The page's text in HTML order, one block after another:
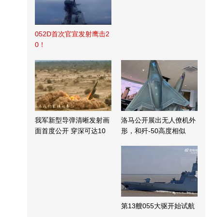
052D首次官宣发射鹰击2
0！
我军新型导弹清晰发射画
面首度公开 穿深可达10
洛马公开展出无人僚机外
形，和歼-50高度相似
第13艘055大驱开始试航